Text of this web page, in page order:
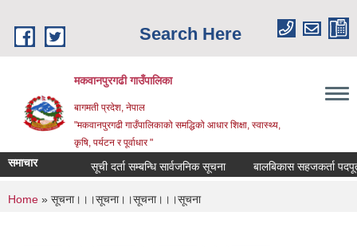
Search Here
मकवानपुरगढी गाउँपालिका
बागमती प्रदेश, नेपाल
"मकवानपुरगढी गाउँपालिकाको समद्धिको आधार शिक्षा, स्‍वास्‍थ्‍य,
कृषि, पर्यटन र पूर्वाधार "
समाचार सूची दर्ता सम्बन्धि सार्वजनिक सूचना बालबिकास सहजकर्ता पदपूर्तीका
You are here
Home » सूचना।।।सूचना।।सूचना।।।सूचना